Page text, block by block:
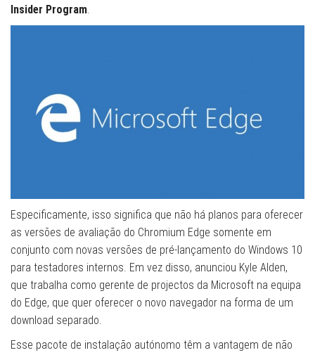
Insider Program.
Especificamente, isso significa que não há planos para oferecer
as versões de avaliação do Chromium Edge somente em
conjunto com novas versões de pré-lançamento do Windows 10
para testadores internos. Em vez disso, anunciou Kyle Alden,
que trabalha como gerente de projectos da Microsoft na equipa
do Edge, que quer oferecer o novo navegador na forma de um
download separado.
Esse pacote de instalação autónomo têm a vantagem de não